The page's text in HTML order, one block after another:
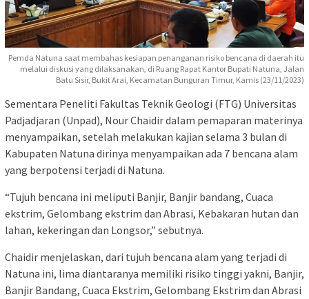
Pemda Natuna saat membahas kesiapan penanganan risiko bencana di daerah itu
melalui diskusi yang dilaksanakan, di Ruang Rapat Kantor Bupati Natuna, Jalan
Batu Sisir, Bukit Arai, Kecamatan Bunguran Timur, Kamis (23/11/2023)
Sementara Peneliti Fakultas Teknik Geologi (FTG) Universitas
Padjadjaran (Unpad), Nour Chaidir dalam pemaparan materinya
menyampaikan, setelah melakukan kajian selama 3 bulan di
Kabupaten Natuna dirinya menyampaikan ada 7 bencana alam
yang berpotensi terjadi di Natuna.
“Tujuh bencana ini meliputi Banjir, Banjir bandang, Cuaca
ekstrim, Gelombang ekstrim dan Abrasi, Kebakaran hutan dan
lahan, kekeringan dan Longsor,” sebutnya.
Chaidir menjelaskan, dari tujuh bencana alam yang terjadi di
Natuna ini, lima diantaranya memiliki risiko tinggi yakni, Banjir,
Banjir Bandang, Cuaca Ekstrim, Gelombang Ekstrim dan Abrasi